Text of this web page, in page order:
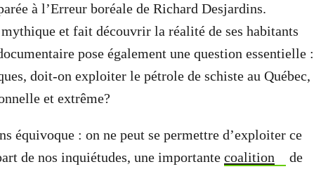
à l’Erreur boréale de Richard Desjardins.
et fait découvrir la réalité de ses habitants
pose également une question essentielle :
doit-on exploiter le pétrole de schiste au Québec,
et extrême?
équivoque : on ne peut se permettre d’exploiter ce
de nos inquiétudes, une importante coalition
de